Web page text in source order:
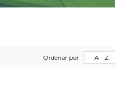
Ordenar por A - Z